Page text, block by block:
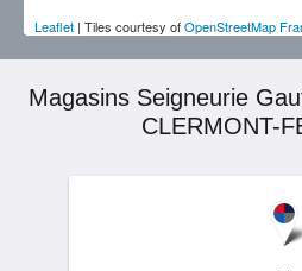
Leaflet | Tiles courtesy ofOpenStreetMap
Magasins Seigneurie
CLERMONT-